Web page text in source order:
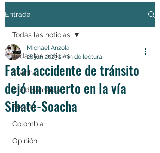
Entrada
Todas las noticias
Soacha
Cundinamarca
Bogotá
Colombia
Opinión
Todas las noticias
Fatal accidente de tránsito
dejó un muerto en la vía
Sibaté-Soacha
Michael Anzola
28 jun 20231 min de lectura